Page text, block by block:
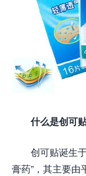
什么是创可
创可贴诞生
膏药”，其主要